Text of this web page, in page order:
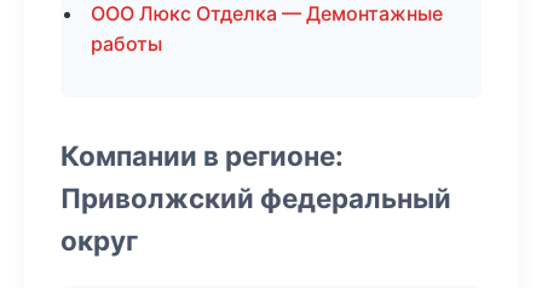
ООО Люкс Отделка — Демонтажные
работы
Компании в регионе:
Приволжский федеральный
округ